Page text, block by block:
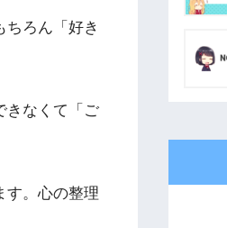
ちろん「好き
きなくて「ご
す。心の整理